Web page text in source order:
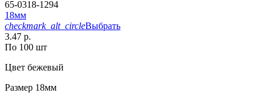
65-0318-1294
18мм
checkmark_alt_circleВыбрать
3.47 р.
По 100 шт
Цвет бежевый
Размер 18мм